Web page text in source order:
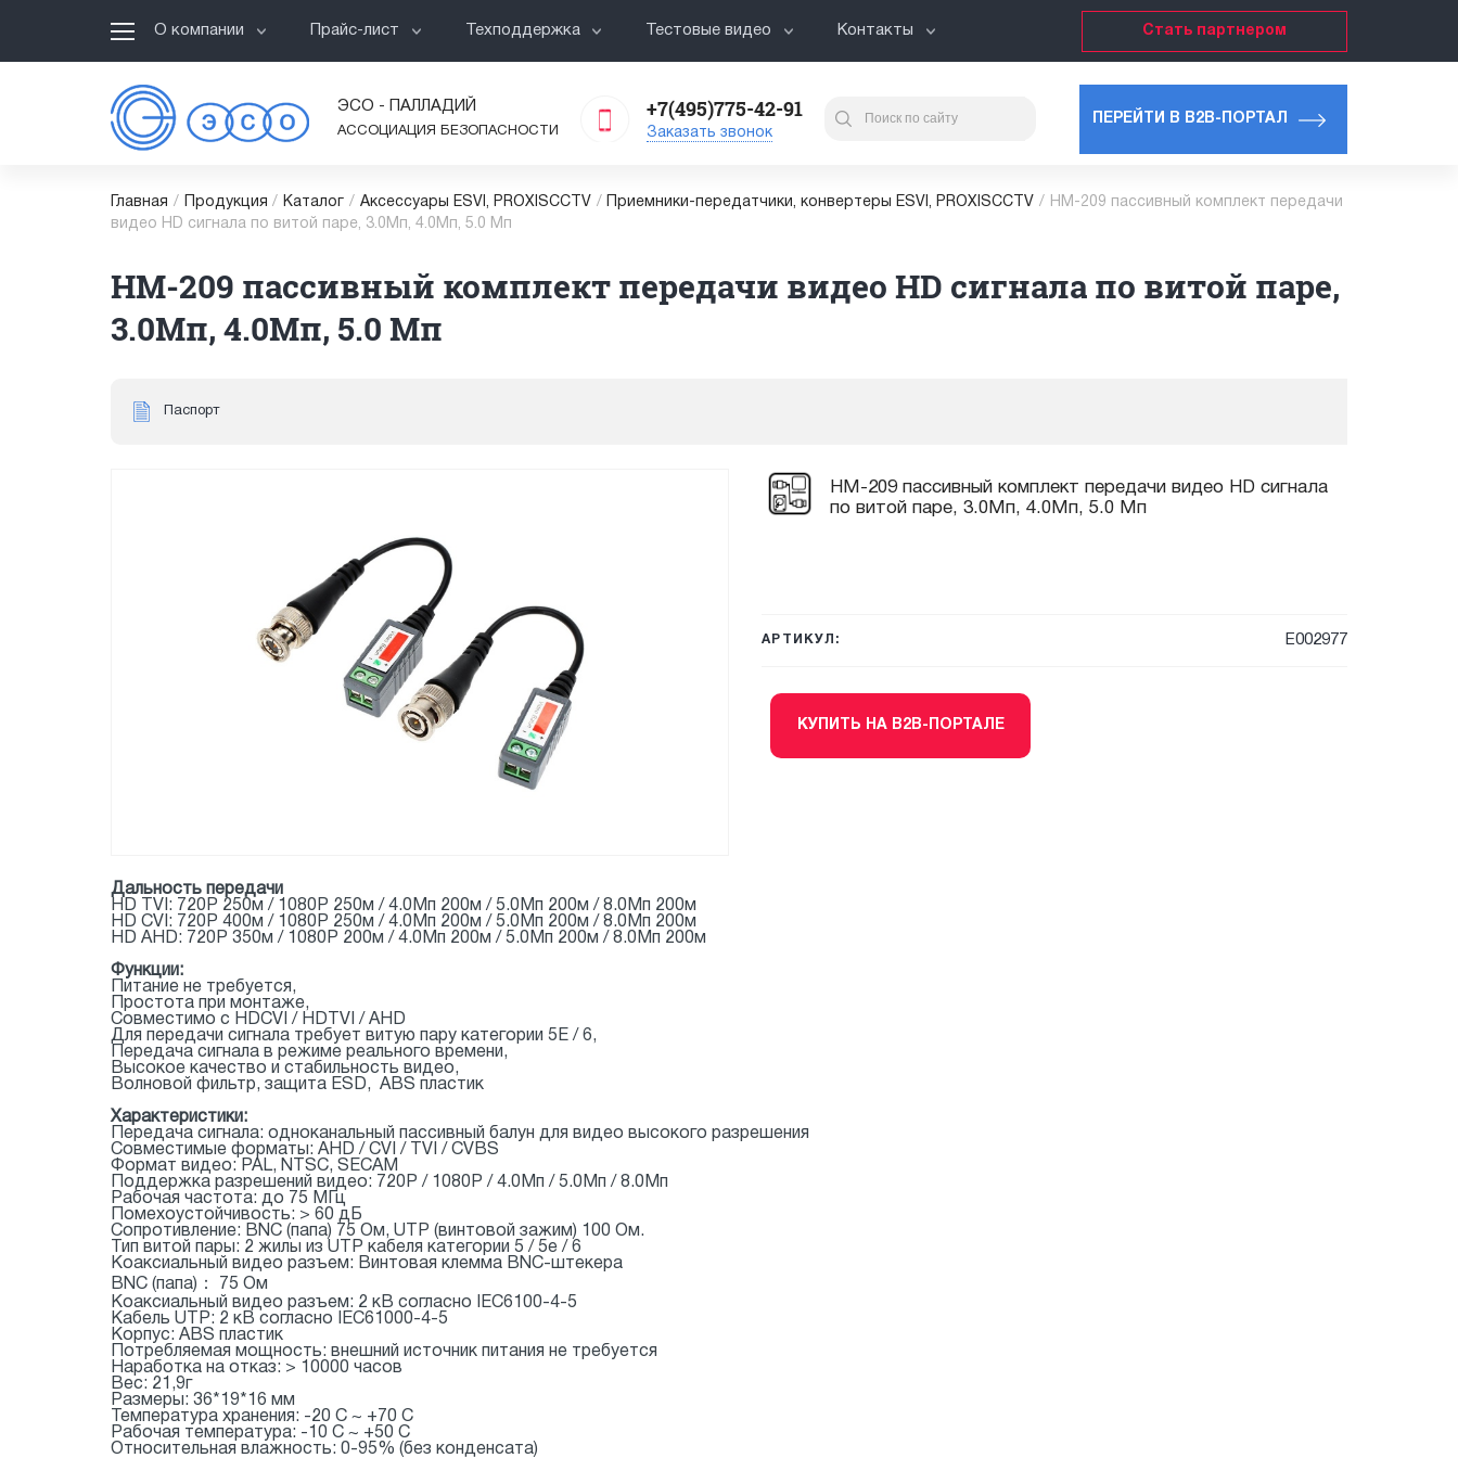
О компании Прайс-лист Техподдержка Тестовые видео Контакты Стать партнером
ЭСО - ПАЛЛАДИЙ
АССОЦИАЦИЯ БЕЗОПАСНОСТИ
+7(495)775-42-91
Заказать звонок
ПЕРЕЙТИ В B2B-ПОРТАЛ
Главная / Продукция / Каталог / Аксессуары ESVI, PROXISCCTV / Приемники-передатчики, конвертеры ESVI, PROXISCCTV /
HM-209 пассивный комплект передачи
видео HD сигнала по витой паре, 3.0Мп, 4.0Мп, 5.0 Мп
HM-209 пассивный комплект передачи видео HD сигнала по витой паре,
3.0Мп, 4.0Мп, 5.0 Мп
Паспорт
HM-209 пассивный комплект передачи видео HD сигнала
по витой паре, 3.0Мп, 4.0Мп, 5.0 Мп
АРТИКУЛ: E002977
КУПИТЬ НА B2B-ПОРТАЛЕ
Дальность передачи
HD TVI: 720P 250м / 1080P 250м / 4.0Мп 200м / 5.0Мп 200м / 8.0Мп 200м
HD CVI: 720P 400м / 1080P 250м / 4.0Мп 200м / 5.0Мп 200м / 8.0Мп 200м
HD AHD: 720P 350м / 1080P 200м / 4.0Мп 200м / 5.0Мп 200м / 8.0Мп 200м
Функции:
Питание не требуется,
Простота при монтаже,
Совместимо с HDCVI / HDTVI / AHD
Для передачи сигнала требует витую пару категории 5E / 6,
Передача сигнала в режиме реального времени,
Высокое качество и стабильность видео,
Волновой фильтр, защита ESD, ABS пластик
Характеристики:
Передача сигнала: одноканальный пассивный балун для видео высокого разрешения
Совместимые форматы: AHD / CVI / TVI / CVBS
Формат видео: PAL, NTSC, SECAM
Поддержка разрешений видео: 720P / 1080P / 4.0Мп / 5.0Мп / 8.0Мп
Рабочая частота: до 75 МГц
Помехоустойчивость: > 60 дБ
Сопротивление: BNC (папа) 75 Ом, UTP (винтовой зажим) 100 Ом.
Тип витой пары: 2 жилы из UTP кабеля категории 5 / 5e / 6
Коаксиальный видео разъем: Винтовая клемма BNC-штекера
BNC (папа)： 75 Ом
Коаксиальный видео разъем: 2 кВ согласно IEC6100-4-5
Кабель UTP: 2 кВ согласно IEC61000-4-5
Корпус: ABS пластик
Потребляемая мощность: внешний источник питания не требуется
Наработка на отказ: > 10000 часов
Вес: 21,9г
Размеры: 36*19*16 мм
Температура хранения: -20 С ~ +70 С
Рабочая температура: -10 С ~ +50 С
Относительная влажность: 0-95% (без конденсата)